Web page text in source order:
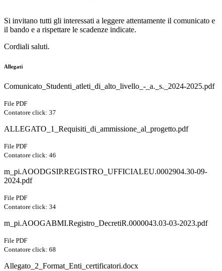
Si invitano tutti gli interessati a leggere attentamente il comunicato e
il bando e a rispettare le scadenze indicate.
Cordiali saluti.
Allegati
Comunicato_Studenti_atleti_di_alto_livello_-_a._s._2024-2025.pdf
File PDF
Contatore click: 37
ALLEGATO_1_Requisiti_di_ammissione_al_progetto.pdf
File PDF
Contatore click: 46
m_pi.AOODGSIP.REGISTRO_UFFICIALEU.0002904.30-09-
2024.pdf
File PDF
Contatore click: 34
m_pi.AOOGABMI.Registro_DecretiR.0000043.03-03-2023.pdf
File PDF
Contatore click: 68
Allegato_2_Format_Enti_certificatori.docx